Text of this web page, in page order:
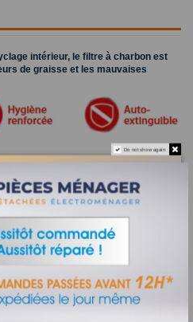
intérieur, le filtre à charbon est
de graisse et les mauvaises
rond - Type D210 - WPRO
votre appareil dans la liste
Do not show again.